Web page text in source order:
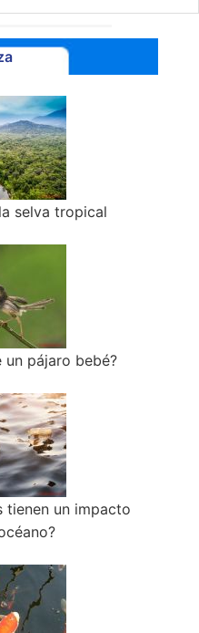
selva tropical
un pájaro bebé?
tienen un impacto